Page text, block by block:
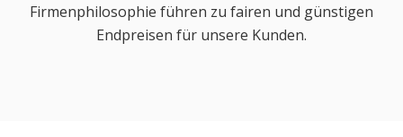
Firmenphilosophie führen zu fairen und günstigen
Endpreisen für unsere Kunden.